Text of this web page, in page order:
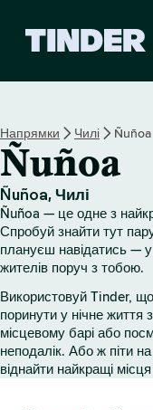
н
і
i
Напрямки Чилі Ñuñoa
Ñuñoa
Ñuñoa, Чилі
Ñuñoa — це одне з
Спробуй знайти тут
плануєш навідатись —
жителів поруч з тобою.
Використовуй Tinder,
поринути у нічне
місцевому барі або
неподалік. Або ж піти
віднайти найкращі місця